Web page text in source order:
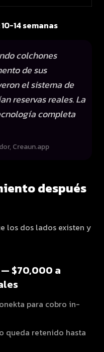
14 semanas
colchones
de sus
el sistema de
reservas reales. La
completa
Creaun.app
después
los dos lados existen y
— $70,000 a
para cobro in-
queda retenido hasta